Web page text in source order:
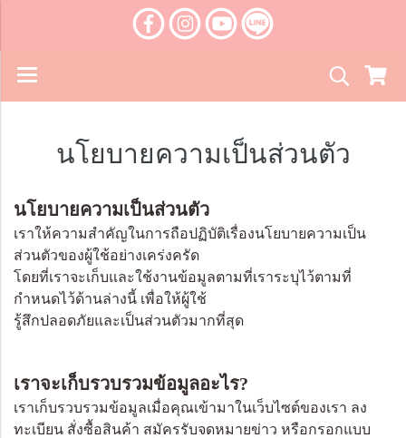
นโยบายความเป็นส่วนตัว
นโยบายความเป็นส่วนตัว
เราให้ความสำคัญในการถือปฏิบัติเรื่องนโยบายความเป็น
ส่วนตัวของผู้ใช้อย่างเคร่งครัด
โดยที่เราจะเก็บและใช้งานข้อมูลตามที่เราระบุไว้ตามที่
กำหนดไว้ด้านล่างนี้ เพื่อให้ผู้ใช้
รู้สึกปลอดภัยและเป็นส่วนตัวมากที่สุด
เราจะเก็บรวบรวมข้อมูลอะไร?
เราเก็บรวบรวมข้อมูลเมื่อคุณเข้ามาในเว็บไซต์ของเรา ลง
ทะเบียน สั่งซื้อสินค้า สมัครรับจดหมายข่าว หรือกรอกแบบ